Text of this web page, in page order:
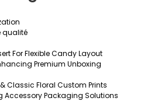
qualité
For Flexible Candy Layout
Premium Unboxing
Classic Floral Custom Prints
Accessory Packaging Solutions